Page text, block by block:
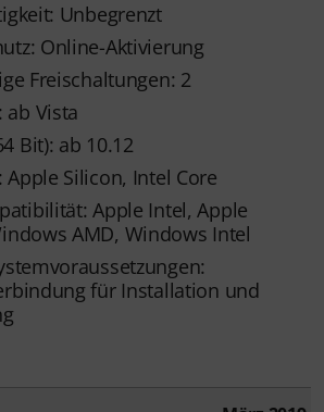
Unbegrenzt
Online-Aktivierung
Freischaltungen: 2
ab Vista
Bit): ab 10.12
Apple Silicon, Intel Core
Apple Intel, Apple
AMD, Windows Intel
für Installation und